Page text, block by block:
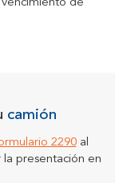
de
camión
2290al
presentación en